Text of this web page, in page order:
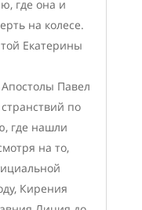
где она и
на колесе.
Екатерины
Павел
по
где нашли
на то,
Кирения